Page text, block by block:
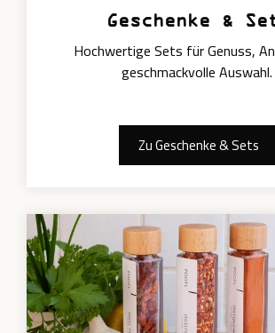
Geschenke &
Hochwertige Sets für Genuss,
geschmackvolle Auswahl.
Zu Geschenke & Sets